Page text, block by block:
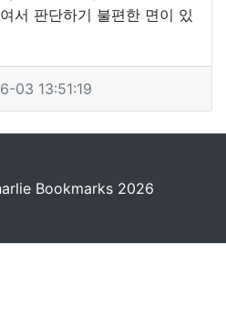
서 판단하기 불편한 면이 있
03 13:51:19
Bookmarks 2026